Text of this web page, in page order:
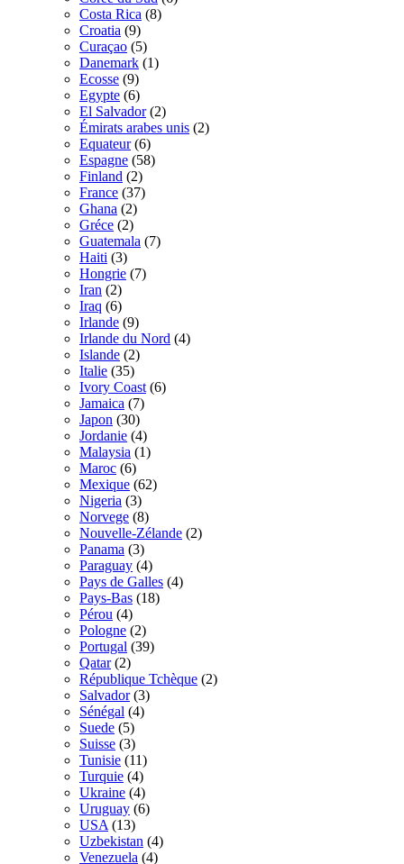
Costa Rica (8)
Croatia (9)
Curaçao (5)
Danemark (1)
Ecosse (9)
Egypte (6)
El Salvador (2)
Émirats arabes unis (2)
Equateur (6)
Espagne (58)
Finland (2)
France (37)
Ghana (2)
Gréce (2)
Guatemala (7)
Haiti (3)
Hongrie (7)
Iran (2)
Iraq (6)
Irlande (9)
Irlande du Nord (4)
Islande (2)
Italie (35)
Ivory Coast (6)
Jamaica (7)
Japon (30)
Jordanie (4)
Malaysia (1)
Maroc (6)
Mexique (62)
Nigeria (3)
Norvege (8)
Nouvelle-Zélande (2)
Panama (3)
Paraguay (4)
Pays de Galles (4)
Pays-Bas (18)
Pérou (4)
Pologne (2)
Portugal (39)
Qatar (2)
République Tchèque (2)
Salvador (3)
Sénégal (4)
Suede (5)
Suisse (3)
Tunisie (11)
Turquie (4)
Ukraine (4)
Uruguay (6)
USA (13)
Uzbekistan (4)
Venezuela (4)